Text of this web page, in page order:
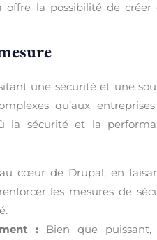
la possibilité de créer
une sécurité et une
qu’aux
la sécurité et la
cœur de Drupal, en
les mesures de
: Bien que puissant,